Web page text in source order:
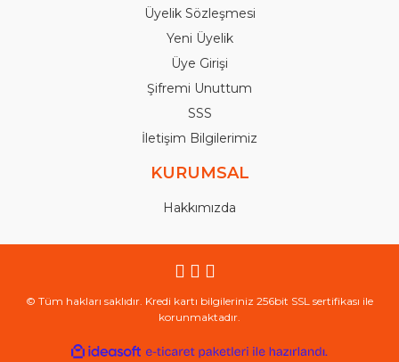
Üyelik Sözleşmesi
Yeni Üyelik
Üye Girişi
Şifremi Unuttum
SSS
İletişim Bilgilerimiz
KURUMSAL
Hakkımızda
© Tüm hakları saklıdır. Kredi kartı bilgileriniz 256bit SSL sertifikası ile
korunmaktadır.
ideasoft
e-